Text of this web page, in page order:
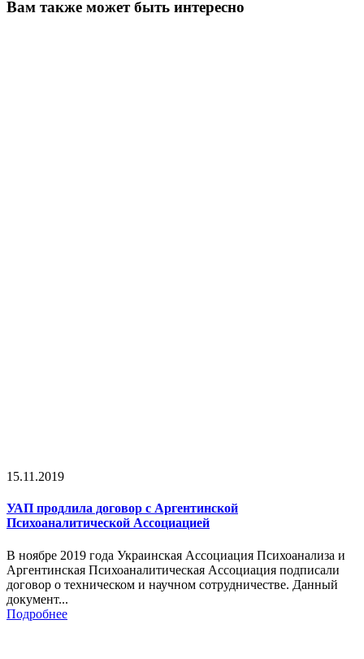
Вам также может быть интересно
15.11.2019
УАП продлила договор с Аргентинской
Психоаналитической Ассоциацией
В ноябре 2019 года Украинская Ассоциация Психоанализа и
Аргентинская Психоаналитическая Ассоциация подписали
договор о техническом и научном сотрудничестве. Данный
документ...
Подробнее